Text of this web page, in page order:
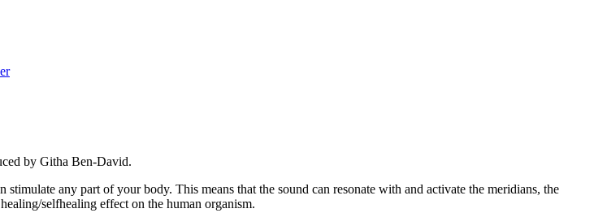
by Githa Ben-David.
any part of your body. This means that the sound can resonate with and activate the meridians, the
selfhealing effect on the human organism.